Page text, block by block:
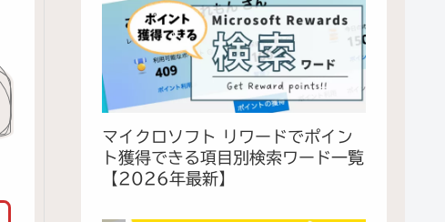
マイクロソフト リワードでポイン
ト獲得できる項目別検索ワード一覧
【2026年最新】